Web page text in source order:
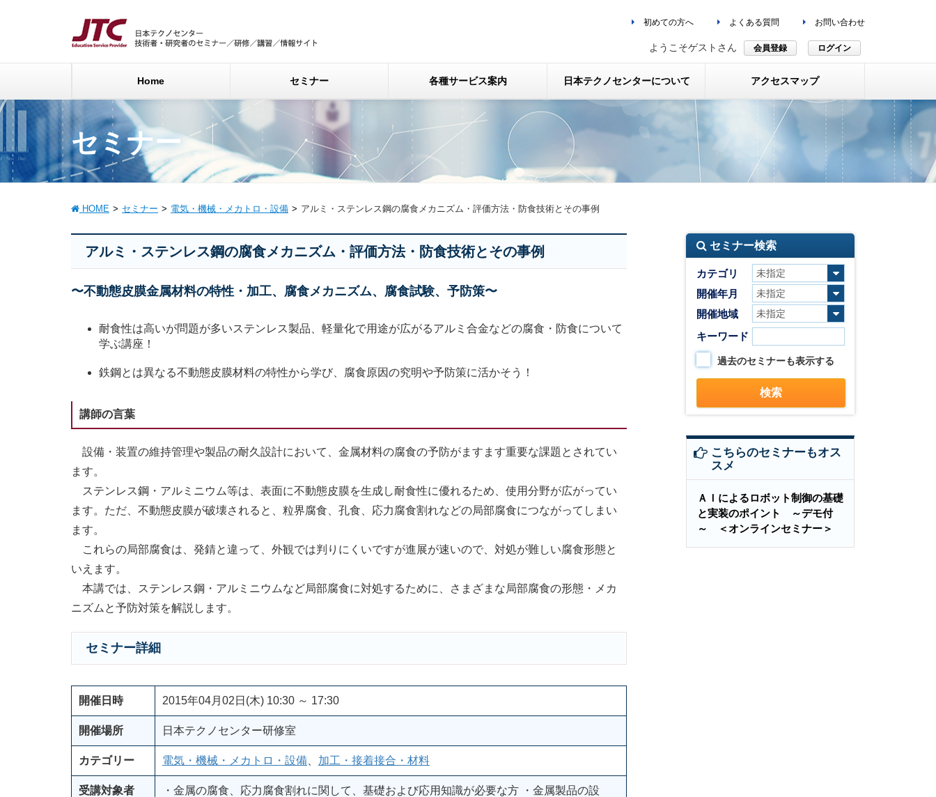
初めての方へ よくある質問 お問い合わせ
ようこそゲストさん 会員登録 ログイン
Home セミナー 各種サービス案内 日本テクノセンターについて アクセスマップ
セミナー
HOME セミナー 電気・機械・メカトロ・設備 アルミ・ステンレス鋼の腐食メカニズム・評価方法・防食技術とその事例
アルミ・ステンレス鋼の腐食メカニズム・評価方法・防食技術とその事例
〜不動態皮膜金属材料の特性・加工、腐食メカニズム、腐食試験、予防策〜
耐食性は高いが問題が多いステンレス製品、軽量化で用途が広がるアルミ合金などの腐食・防食について
学ぶ講座！
鉄鋼とは異なる不動態皮膜材料の特性から学び、腐食原因の究明や予防策に活かそう！
講師の言葉
設備・装置の維持管理や製品の耐久設計において、金属材料の腐食の予防がますます重要な課題とされてい
ます。
ステンレス鋼・アルミニウム等は、表面に不動態皮膜を生成し耐食性に優れるため、使用分野が広がってい
ます。ただ、不動態皮膜が破壊されると、粒界腐食、孔食、応力腐食割れなどの局部腐食につながってしまい
ます。
これらの局部腐食は、発錆と違って、外観では判りにくいですが進展が速いので、対処が難しい腐食形態と
いえます。
本講では、ステンレス鋼・アルミニウムなど局部腐食に対処するために、さまざまな局部腐食の形態・メカ
ニズムと予防対策を解説します。
セミナー詳細
開催日時 2015年04月02日(木) 10:30 ～ 17:30
開催場所 日本テクノセンター研修室
カテゴリー 電気・機械・メカトロ・設備 加工・接着接合・材料
受講対象者
・金属の腐食、応力腐食割れに関して、基礎および応用知識が必要な方 ・金属製品の設
セミナー検索
カテゴリ
開催年月
開催地域
キーワード
過去のセミナーも表示する
こちらのセミナーもオス
スメ
ＡＩによるロボット制御の基礎
と実装のポイント ～デモ付
～ ＜オンラインセミナー＞